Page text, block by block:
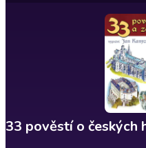
33 pověstí o českých